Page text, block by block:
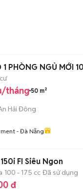
1 PHÒNG NGỦ MỚI
tháng50 m²
Hải Đông
- Đà Nẵng
FI Siêu Ngon
100 - 175 cc Đã sử dụng
đ